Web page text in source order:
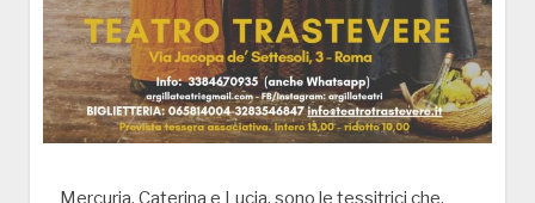
Mercuria, Caterina e Lucia, sono le tessitrici che,